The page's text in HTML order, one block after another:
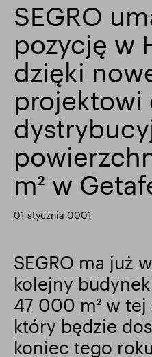
Odpowiedzialny SEGRO
Posiadłość handlowa w Slough
Wyniki finansowe
Inteligentny park
SEGRO
pozycję w
dzięki
projektowi
m² w
01 stycznia 0001
SEGRO ma już
kolejny
47 000 m² w
który będzie
koniec tego